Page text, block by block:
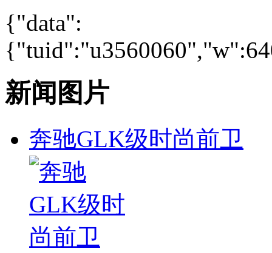
{"data":
新闻图片
奔驰GLK级时尚前卫